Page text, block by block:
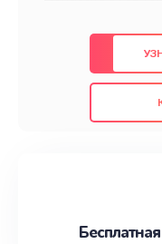
предлагаем
использованием
также
проведенных
наилучшим